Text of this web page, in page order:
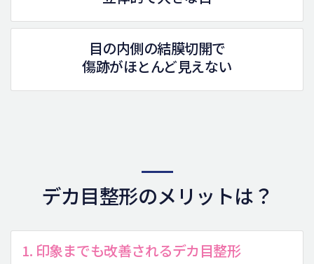
目の内側の結膜切開で
傷跡がほとんど見えない
デカ目整形のメリットは？
1. 印象までも改善されるデカ目整形